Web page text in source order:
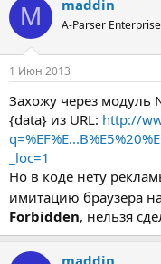
M maddin
A-Parser
1 Июн 2013
Захожу через модуль
{data} из URL: http://
_loc=1
Но в коде нету
имитацию браузера
Forbidden, нельзя
maddin